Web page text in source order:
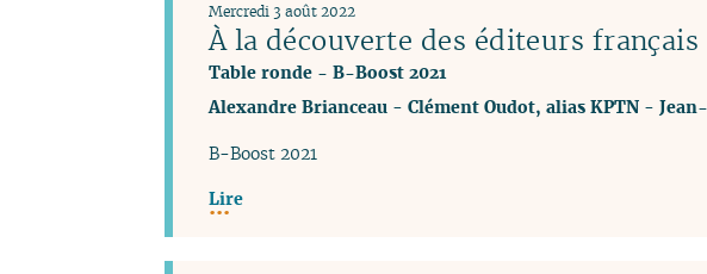
À la découverte des éditeurs français
Table ronde - B-Boost 2021
Mercredi 3 août 2022
Alexandre Brianceau- Clément Oudot, alias KPTN-
B-Boost 2021
Lire